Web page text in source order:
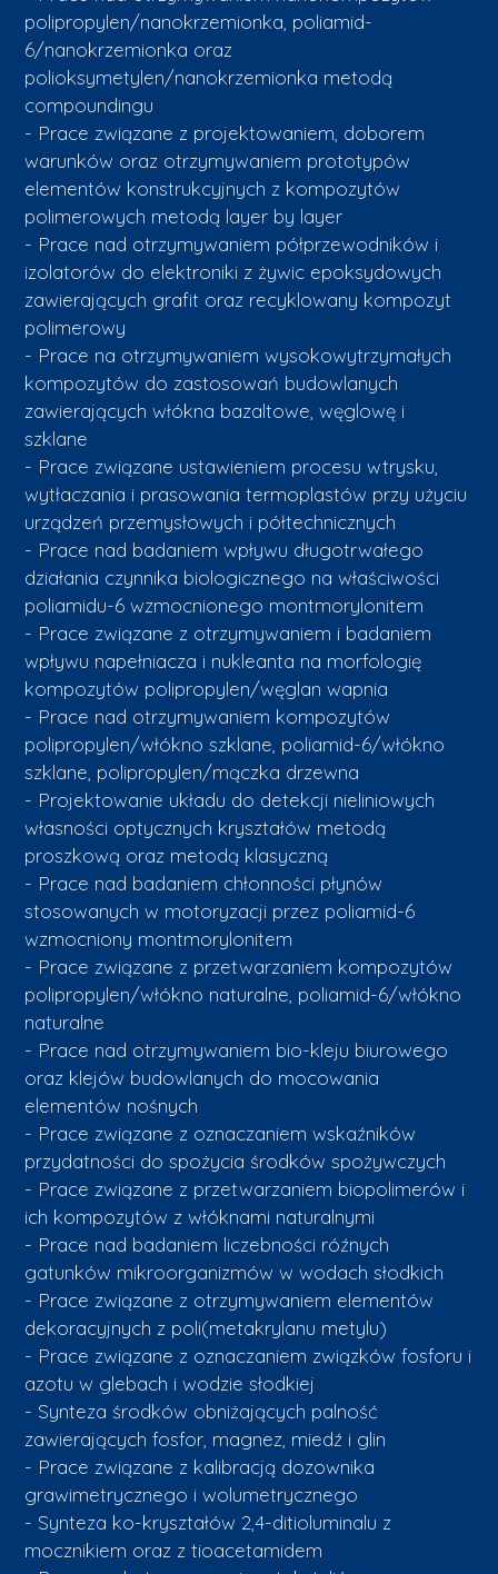
polipropylen/nanokrzemionka, poliamid-
6/nanokrzemionka oraz
polioksymetylen/nanokrzemionka metodą
compoundingu
- Prace związane z projektowaniem, doborem
warunków oraz otrzymywaniem prototypów
elementów konstrukcyjnych z kompozytów
polimerowych metodą layer by layer
- Prace nad otrzymywaniem półprzewodników i
izolatorów do elektroniki z żywic epoksydowych
zawierających grafit oraz recyklowany kompozyt
polimerowy
- Prace na otrzymywaniem wysokowytrzymałych
kompozytów do zastosowań budowlanych
zawierających włókna bazaltowe, węglowę i
szklane
- Prace związane ustawieniem procesu wtrysku,
wytłaczania i prasowania termoplastów przy użyciu
urządzeń przemysłowych i półtechnicznych
- Prace nad badaniem wpływu długotrwałego
działania czynnika biologicznego na właściwości
poliamidu-6 wzmocnionego montmorylonitem
- Prace związane z otrzymywaniem i badaniem
wpływu napełniacza i nukleanta na morfologię
kompozytów polipropylen/węglan wapnia
- Prace nad otrzymywaniem kompozytów
polipropylen/włókno szklane, poliamid-6/włókno
szklane, polipropylen/mączka drzewna
- Projektowanie układu do detekcji nieliniowych
własności optycznych kryształów metodą
proszkową oraz metodą klasyczną
- Prace nad badaniem chłonności płynów
stosowanych w motoryzacji przez poliamid-6
wzmocniony montmorylonitem
- Prace związane z przetwarzaniem kompozytów
polipropylen/włókno naturalne, poliamid-6/włókno
naturalne
- Prace nad otrzymywaniem bio-kleju biurowego
oraz klejów budowlanych do mocowania
elementów nośnych
- Prace związane z oznaczaniem wskaźników
przydatności do spożycia środków spożywczych
- Prace związane z przetwarzaniem biopolimerów i
ich kompozytów z włóknami naturalnymi
- Prace nad badaniem liczebności róźnych
gatunków mikroorganizmów w wodach słodkich
- Prace związane z otrzymywaniem elementów
dekoracyjnych z poli(metakrylanu metylu)
- Prace związane z oznaczaniem związków fosforu i
azotu w glebach i wodzie słodkiej
- Synteza środków obniżających palność
zawierających fosfor, magnez, miedź i glin
- Prace związane z kalibracją dozownika
grawimetrycznego i wolumetrycznego
- Synteza ko-kryształów 2,4-ditioluminalu z
mocznikiem oraz z tioacetamidem